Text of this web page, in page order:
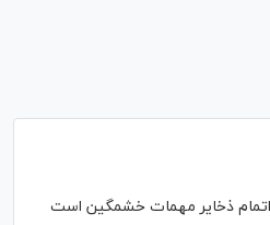
اتمام ذخایر مهمات خشمگین است